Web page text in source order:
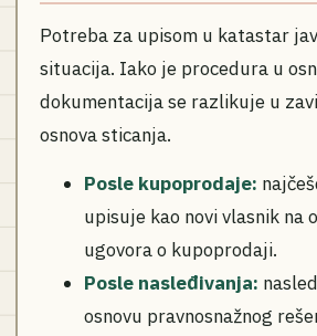
Potreba za upisom u katastar
situacija. Iako je procedura u
dokumentacija se razlikuje u
osnova sticanja.
Posle kupoprodaje:
upisuje kao novi vlasnik na
ugovora o kupoprodaji.
Posle nasleđivanja:
osnovu pravnosnažnog